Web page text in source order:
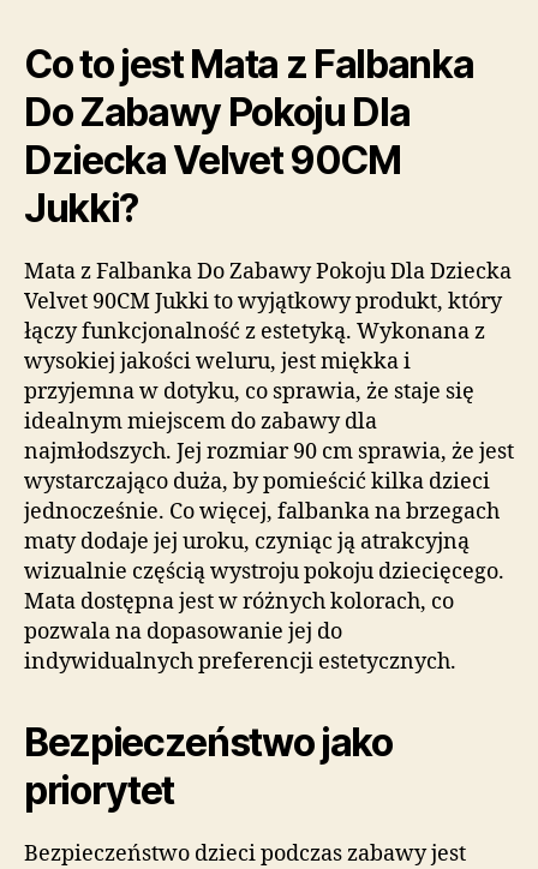
Co to jest Mata z Falbanka
Do Zabawy Pokoju Dla
Dziecka Velvet 90CM
Jukki?
Mata z Falbanka Do Zabawy Pokoju Dla Dziecka
Velvet 90CM Jukki to wyjątkowy produkt, który
łączy funkcjonalność z estetyką. Wykonana z
wysokiej jakości weluru, jest miękka i
przyjemna w dotyku, co sprawia, że staje się
idealnym miejscem do zabawy dla
najmłodszych. Jej rozmiar 90 cm sprawia, że jest
wystarczająco duża, by pomieścić kilka dzieci
jednocześnie. Co więcej, falbanka na brzegach
maty dodaje jej uroku, czyniąc ją atrakcyjną
wizualnie częścią wystroju pokoju dziecięcego.
Mata dostępna jest w różnych kolorach, co
pozwala na dopasowanie jej do
indywidualnych preferencji estetycznych.
Bezpieczeństwo jako
priorytet
Bezpieczeństwo dzieci podczas zabawy jest